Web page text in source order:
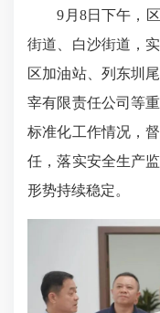
9月8日下午，区
街道、白沙街道，
区加油站、列东圳
宰有限责任公司等
标准化工作情况，
任，落实安全生产
形势持续稳定。